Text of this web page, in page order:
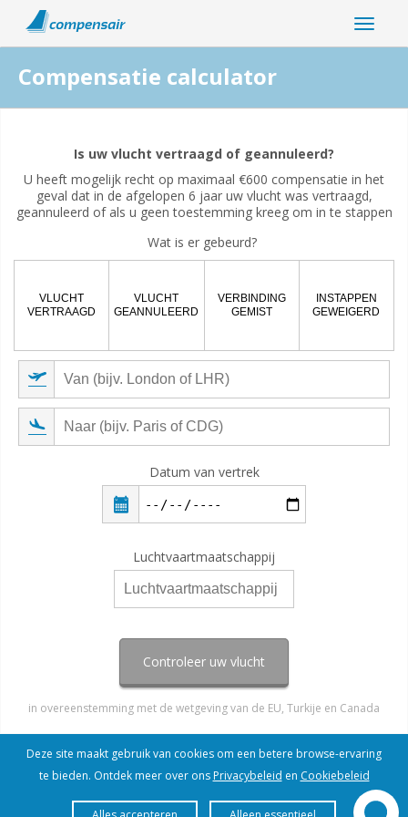
Compensatie calculator
coronavirus?
Ja Nee
Is uw vlucht vertraagd of geannuleerd?
U heeft mogelijk recht op maximaal €600 compensatie in het
geval dat in de afgelopen 6 jaar uw vlucht was vertraagd,
geannuleerd of als u geen toestemming kreeg om in te stappen
Wat is er gebeurd?
VLUCHT
VERTRAAGD
VLUCHT
GEANNULEERD
VERBINDING
GEMIST
INSTAPPEN
GEWEIGERD
Datum van vertrek
Luchtvaartmaatschappij
Controleer uw vlucht
in overeenstemming met de wetgeving van de EU, Turkije en Canada
Deze site maakt gebruik van cookies om een betere browse-ervaring
te bieden. Ontdek meer over ons Privacybeleid en Cookiebeleid